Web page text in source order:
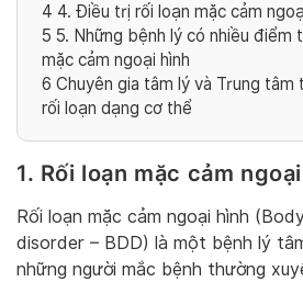
4 4. Điều trị rối loạn mặc cảm
5 5. Những bệnh lý có nhiều điểm
mặc cảm ngoại hình
6 Chuyên gia tâm lý và Trung
rối loạn dạng cơ thể
1. Rối loạn mặc cảm
Rối loạn mặc cảm ngoại hình
disorder – BDD) là một bệnh lý
những người mắc bệnh thường